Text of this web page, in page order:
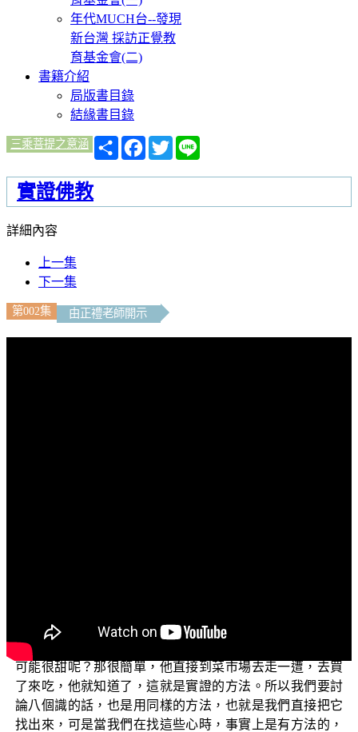
年代MUCH台--發現
新台灣 採訪正覺教
育基金會(二)
書籍介紹
局版書目錄
結緣書目錄
三乘菩提之意涵
分
享
Facebook
Twitter
實證佛教
詳細內容
上一集
下一集
第002集 由正禮老師開示
會有的。譬如我們台灣有一種水果蓮霧名為黑珍珠，它甜
度很高，大家都很喜歡；如果有人說，蓮霧這個水果怎麼
可能很甜呢？那很簡單，他直接到菜市場去走一遭，去買
了來吃，他就知道了，這就是實證的方法。所以我們要討
論八個識的話，也是用同樣的方法，也就是我們直接把它
找出來，可是當我們在找這些心時，事實上是有方法的，